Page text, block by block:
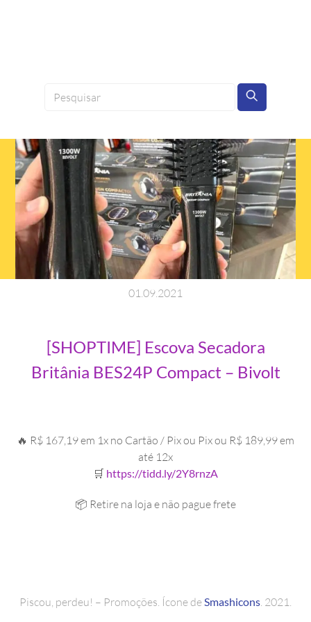
01 09 2021
[SHOPTIME] Escova Secadora
Britânia BES24P Compact – Bivolt
🔥 R$ 167,19 em 1x no Cartão / Pix ou Pix ou R$ 189,99 em
até 12x
🛒 https://tidd.ly/2Y8rnzA
📦 Retire na loja e não pague frete
Piscou, perdeu! – Promoções. Ícone de Smashicons . 2021.